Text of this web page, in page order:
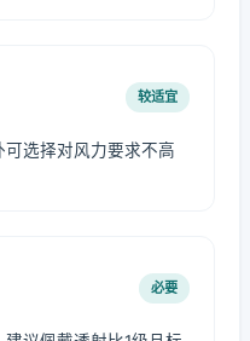
较适宜
选择对风力要求不高
必要